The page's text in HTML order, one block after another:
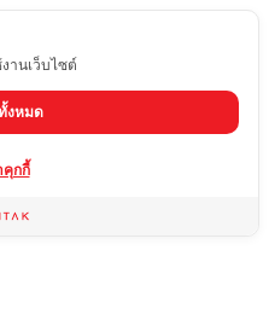
ขาโต๊ะสแตนเลส
านเว็บไซต์
งหมด
คุกกี้